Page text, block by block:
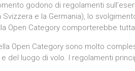
godono di regolamenti
Svizzera e la Germania), lo
Open Category comporterebbe
Open Category sono molto
e del luogo di volo. I regolamenti